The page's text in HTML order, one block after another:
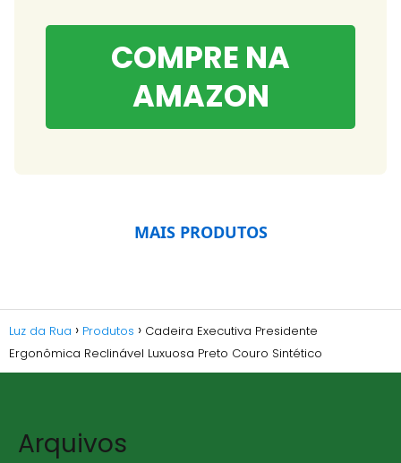
COMPRE NA
AMAZON
MAIS PRODUTOS
Luz da Rua Produtos
Cadeira Executiva Presidente
Ergonômica Reclinável Luxuosa Preto Couro Sintético
Arquivos